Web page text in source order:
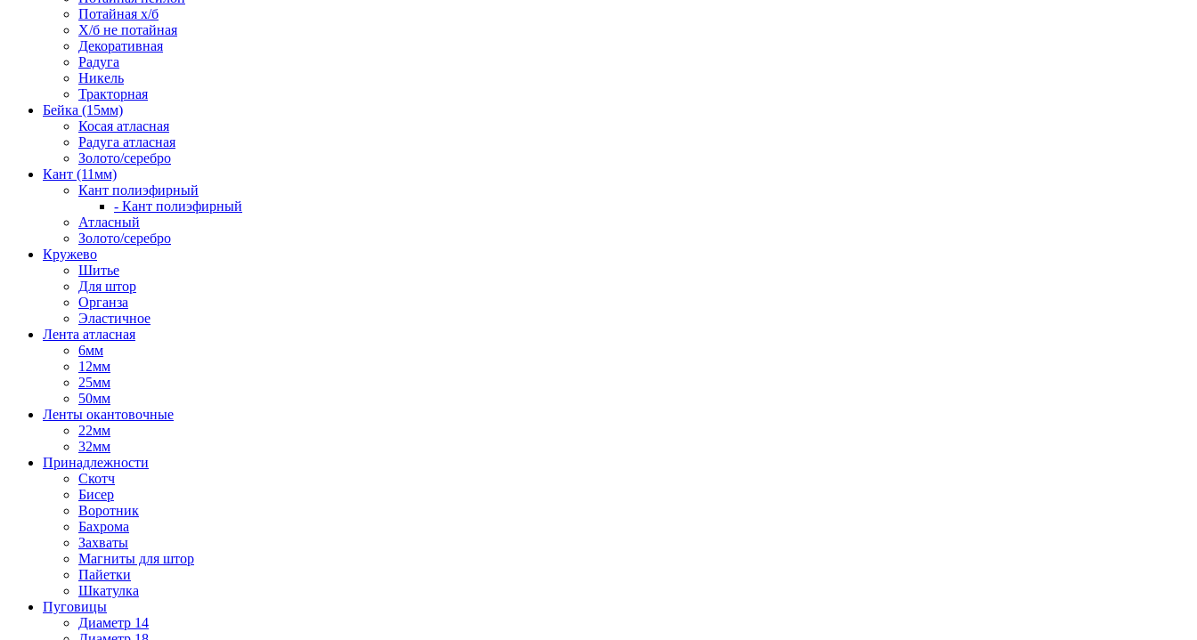
Потайная х/б
Х/б не потайная
Декоративная
Радуга
Никель
Тракторная
Бейка (15мм)
Косая атласная
Радуга атласная
Золото/серебро
Кант (11мм)
Кант полиэфирный
- Кант полиэфирный
Атласный
Золото/серебро
Кружево
Шитье
Для штор
Органза
Эластичное
Лента атласная
6мм
12мм
25мм
50мм
Ленты окантовочные
22мм
32мм
Принадлежности
Скотч
Бисер
Воротник
Бахрома
Захваты
Магниты для штор
Пайетки
Шкатулка
Пуговицы
Диаметр 14